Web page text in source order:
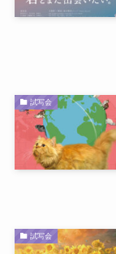
試写会
試写会